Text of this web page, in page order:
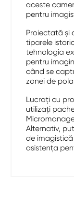
aceste
pentru
Proiectată și
tiparele
tehnologia
pentru
când se
zonei de
Lucrați cu
utilizați
Alternativ,
de imagistică
asistența